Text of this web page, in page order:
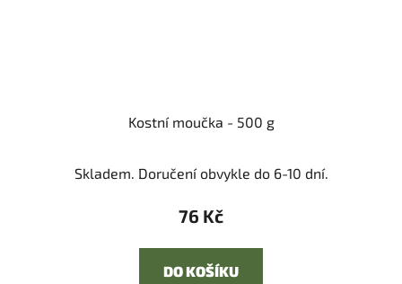
Kostní moučka - 500 g
Skladem. Doručení obvykle do 6-10 dní.
76 Kč
DO KOŠÍKU